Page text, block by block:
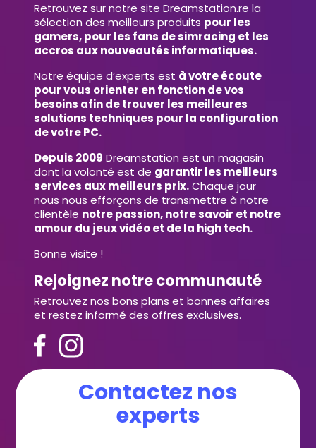
Retrouvez sur notre site Dreamstation.re la
sélection des meilleurs produits pour les
gamers, pour les fans de simracing et les
accros aux nouveautés informatiques.
Notre équipe d’experts est à votre écoute
pour vous orienter en fonction de vos
besoins afin de trouver les meilleures
solutions techniques pour la configuration
de votre PC.
Depuis 2009 Dreamstation est un magasin
dont la volonté est de garantir les meilleurs
services aux meilleurs prix.Chaque jour
nous nous efforçons de transmettre à notre
clientèle notre passion, notre savoir et notre
amour du jeux vidéo et de la high tech.
Bonne visite !
Rejoignez notre communauté
Retrouvez nos bons plans et bonnes affaires
et restez informé des offres exclusives.
Contactez nos
experts